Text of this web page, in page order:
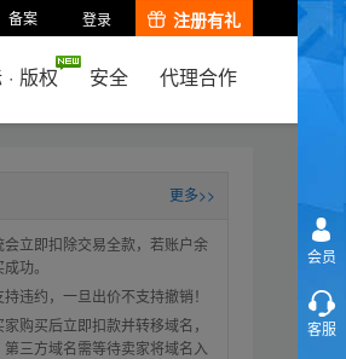
备案 登录 注册有礼
· 版权 安全 代理合作
更多>>
会立即扣除交易全款，若账户余
功。
违约，一旦出价不支持撤销！
购买后立即扣款并转移域名，
三方域名需等待卖家将域名入
会员
客服